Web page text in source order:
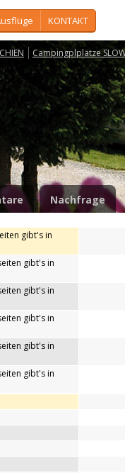
KONTAKT
Campingplplätze
Nachfrage
gibt's in
gibt's in
gibt's in
gibt's in
gibt's in
gibt's in